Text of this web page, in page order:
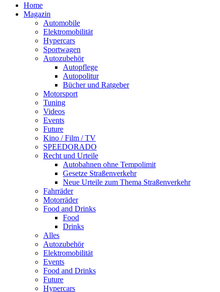
Home
Magazin
Automobile
Elektromobilität
Hypercars
Sportwagen
Autozubehör
Autopflege
Autopolitur
Bücher und Ratgeber
Motorsport
Tuning
Videos
Events
Future
Kino / Film / TV
SPEEDORADO
Recht und Urteile
Autobahnen ohne Tempolimit
Gesetze Straßenverkehr
Neue Urteile zum Thema Straßenverkehr
Fahrräder
Motorräder
Food and Drinks
Food
Drinks
Alles
Autozubehör
Elektromobilität
Events
Food and Drinks
Future
Hypercars